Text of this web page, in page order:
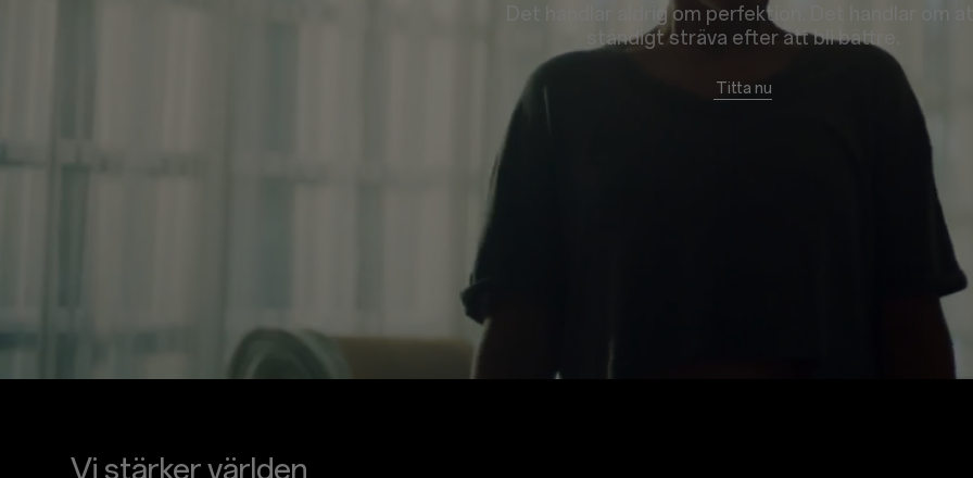
Det handlar aldrig om perfektion. Det handlar om
ständigt sträva efter att bli bättre.
Titta nu
Vi stärker världen